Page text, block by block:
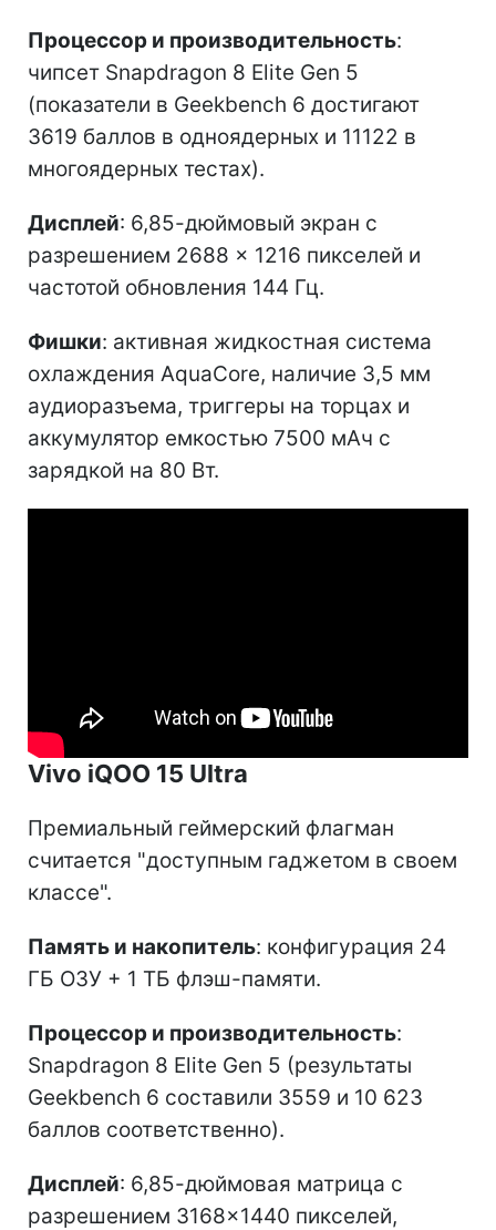
Процессор и производительность:
чипсет Snapdragon 8 Elite Gen 5
(показатели в Geekbench 6 достигают
3619 баллов в одноядерных и 11122 в
многоядерных тестах).
Дисплей: 6,85-дюймовый экран с
разрешением 2688 × 1216 пикселей и
частотой обновления 144 Гц.
Фишки: активная жидкостная система
охлаждения AquaCore, наличие 3,5 мм
аудиоразъема, триггеры на торцах и
аккумулятор емкостью 7500 мАч с
зарядкой на 80 Вт.
Vivo iQOO 15 Ultra
Премиальный геймерский флагман
считается "доступным гаджетом в своем
классе".
Память и накопитель: конфигурация 24
ГБ ОЗУ + 1 ТБ флэш-памяти.
Процессор и производительность:
Snapdragon 8 Elite Gen 5 (результаты
Geekbench 6 составили 3559 и 10 623
баллов соответственно).
Дисплей: 6,85-дюймовая матрица с
разрешением 3168×1440 пикселей,